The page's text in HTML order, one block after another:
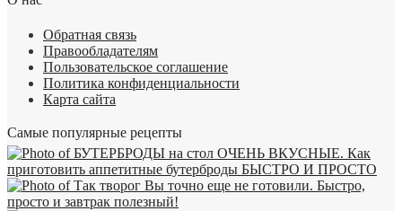
Обратная связь
Правообладателям
Пользовательское соглашение
Политика конфиденциальности
Карта сайта
Самые популярные рецепты